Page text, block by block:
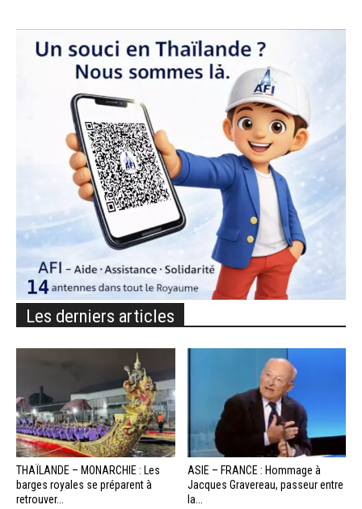
Les derniers articles
THAÏLANDE – MONARCHIE : Les
barges royales se préparent à
retrouver...
ASIE – FRANCE : Hommage à
Jacques Gravereau, passeur entre
la...